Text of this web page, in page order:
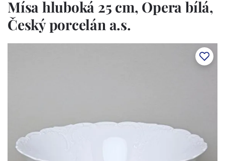
Mísa hluboká 25 cm, Opera bílá,
Český porcelán a.s.